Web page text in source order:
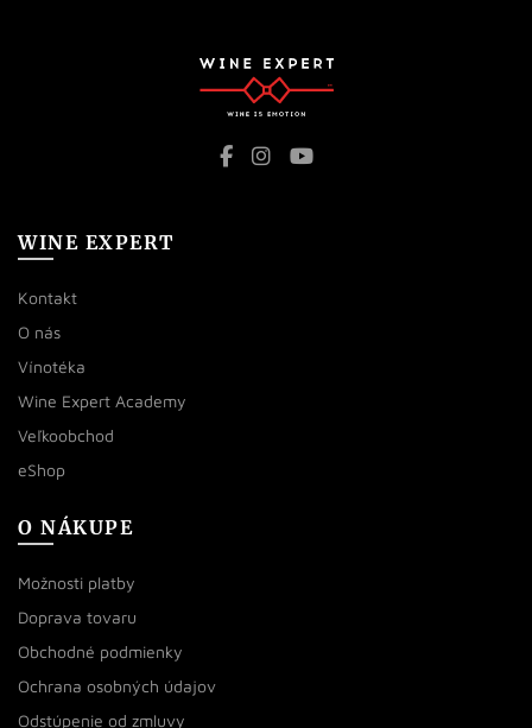
WINE EXPERT
Kontakt
O nás
Vínotéka
Wine Expert Academy
Veľkoobchod
eShop
O NÁKUPE
Možnosti platby
Doprava tovaru
Obchodné podmienky
Ochrana osobných údajov
Odstúpenie od zmluvy